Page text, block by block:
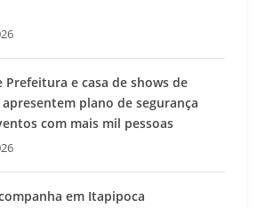
Prefeitura e casa de shows de
plano de segurança
com mais mil pessoas
em Itapipoca